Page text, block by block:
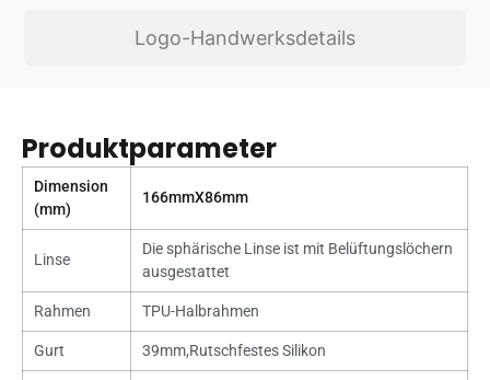
Logo-Handwerksdetails
Produktparameter
Dimension
(mm)
166mmX86mm
Linse
Die sphärische Linse ist mit Belüftungslöchern
ausgestattet
Rahmen TPU-Halbrahmen
Gurt 39mm,Rutschfestes Silikon